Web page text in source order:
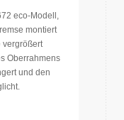
eco-Modell,
montiert
vergrößert
Oberrahmens
und den